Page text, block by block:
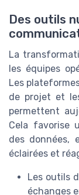
Des outils
La
les équipes
Les
de projet et
permettent
Cela favorise
des données,
éclairées et
Les outils
échanges